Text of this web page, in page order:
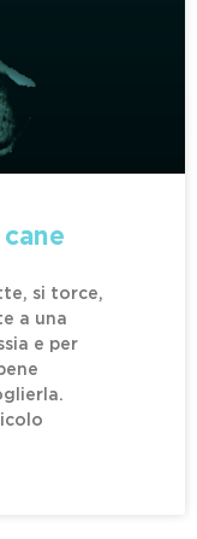
si torce,
a una
e per